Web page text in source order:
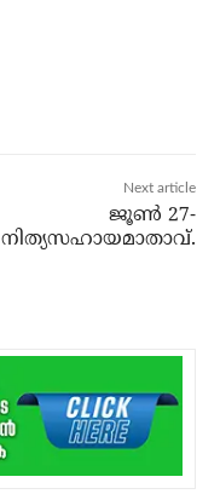
Next article
ജൂണ്‍ 27-
നിത്യസഹായമാതാവ്.